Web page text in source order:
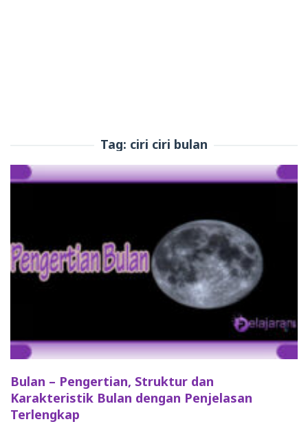
Tag: ciri ciri bulan
Bulan – Pengertian, Struktur dan
Karakteristik Bulan dengan Penjelasan
Terlengkap